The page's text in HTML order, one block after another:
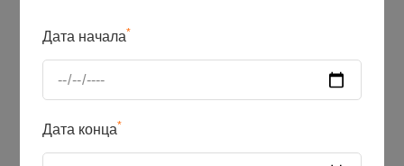
Дата начала*
Дата конца*